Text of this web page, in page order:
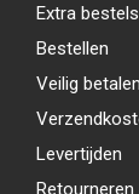
Extra
Bestellen
Veilig betalen
Levertijden
Retourneren